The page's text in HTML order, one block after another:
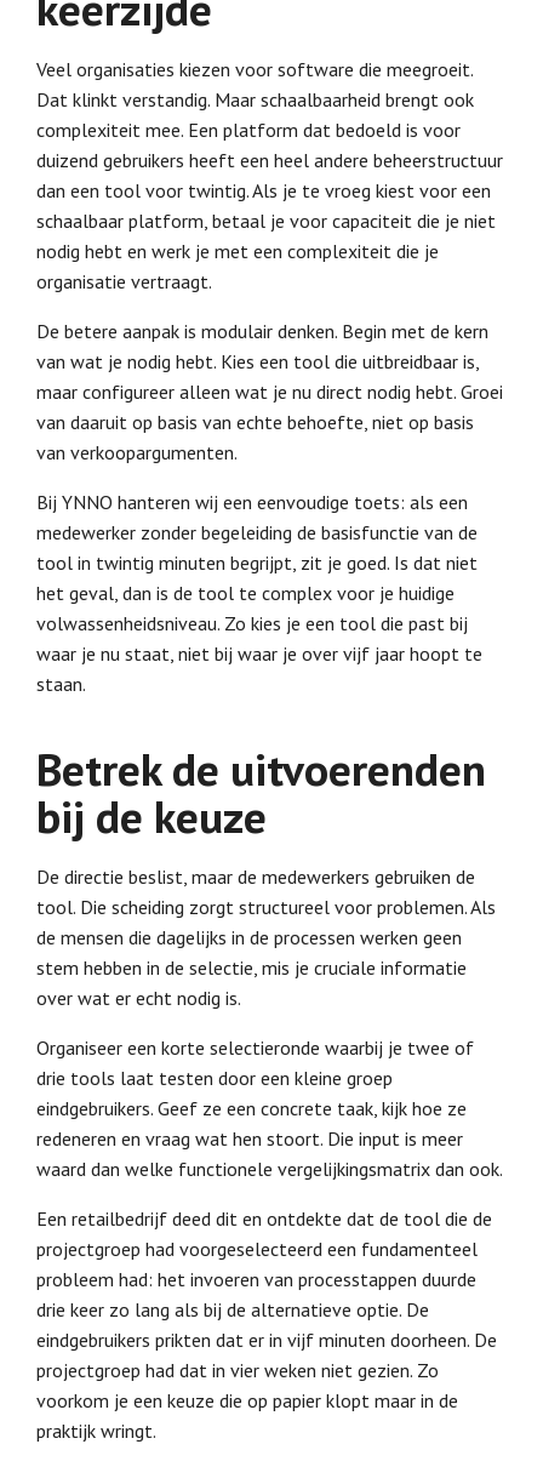
Veel organisaties kiezen voor software die meegroeit.
Dat klinkt verstandig. Maar schaalbaarheid brengt ook
complexiteit mee. Een platform dat bedoeld is voor
duizend gebruikers heeft een heel andere beheerstructuur
dan een tool voor twintig. Als je te vroeg kiest voor een
schaalbaar platform, betaal je voor capaciteit die je niet
nodig hebt en werk je met een complexiteit die je
organisatie vertraagt.
De betere aanpak is modulair denken. Begin met de kern
van wat je nodig hebt. Kies een tool die uitbreidbaar is,
maar configureer alleen wat je nu direct nodig hebt. Groei
van daaruit op basis van echte behoefte, niet op basis
van verkoopargumenten.
Bij YNNO hanteren wij een eenvoudige toets: als een
medewerker zonder begeleiding de basisfunctie van de
tool in twintig minuten begrijpt, zit je goed. Is dat niet
het geval, dan is de tool te complex voor je huidige
volwassenheidsniveau. Zo kies je een tool die past bij
waar je nu staat, niet bij waar je over vijf jaar hoopt te
staan.
Betrek de uitvoerenden
bij de keuze
De directie beslist, maar de medewerkers gebruiken de
tool. Die scheiding zorgt structureel voor problemen. Als
de mensen die dagelijks in de processen werken geen
stem hebben in de selectie, mis je cruciale informatie
over wat er echt nodig is.
Organiseer een korte selectieronde waarbij je twee of
drie tools laat testen door een kleine groep
eindgebruikers. Geef ze een concrete taak, kijk hoe ze
redeneren en vraag wat hen stoort. Die input is meer
waard dan welke functionele vergelijkingsmatrix dan ook.
Een retailbedrijf deed dit en ontdekte dat de tool die de
projectgroep had voorgeselecteerd een fundamenteel
probleem had: het invoeren van processtappen duurde
drie keer zo lang als bij de alternatieve optie. De
eindgebruikers prikten dat er in vijf minuten doorheen. De
projectgroep had dat in vier weken niet gezien. Zo
voorkom je een keuze die op papier klopt maar in de
praktijk wringt.